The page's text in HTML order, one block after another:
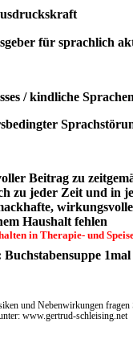
für sprachlich
/ kindliche
Beitrag zu
zu jeder Zeit und in
Haushalt fehlen
in Therapie- und
Buchstabensuppe 1mal
und Nebenwirkungen fragen
schleising.net